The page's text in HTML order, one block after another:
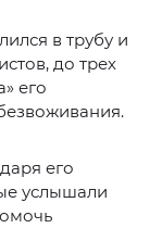
в трубу и
до трех
его
его
услышали